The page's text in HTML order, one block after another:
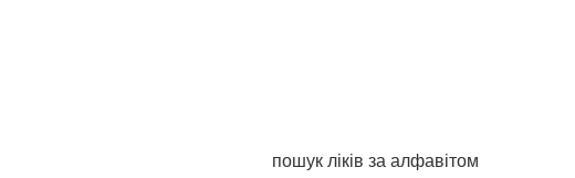
пошук ліків за алфавітом